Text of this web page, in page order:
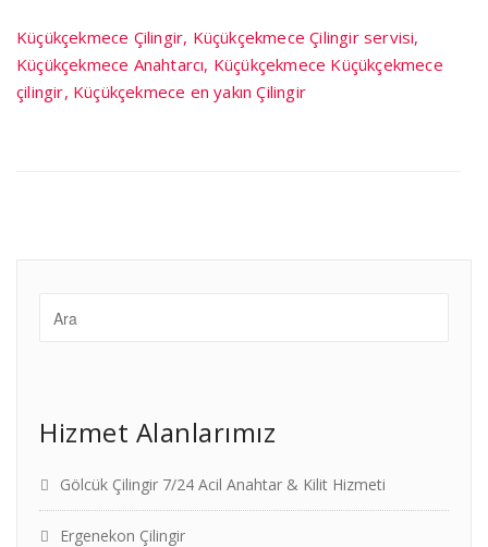
Küçükçekmece Çilingir, Küçükçekmece Çilingir servisi,
Küçükçekmece Anahtarcı, Küçükçekmece Küçükçekmece
çilingir, Küçükçekmece en yakın Çilingir
Hizmet Alanlarımız
Gölcük Çilingir 7/24 Acil Anahtar & Kilit Hizmeti
Ergenekon Çilingir